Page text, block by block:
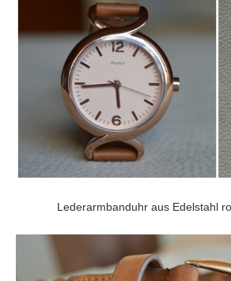
Lederarmbanduhr aus Edelstahl